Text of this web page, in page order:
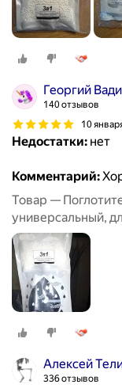
Георгий
140 отзывов
10
Недостатки: нет
Комментарий:
Товар —
универсальный,
набор 6 штук
Алексей
336 отзывов